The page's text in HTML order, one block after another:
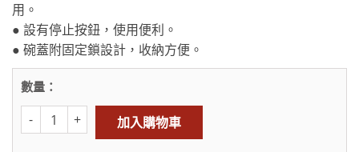
用。
● 設有停止按鈕，使用便利。
● 碗蓋附固定鎖設計，收納方便。
數量：
加入購物車